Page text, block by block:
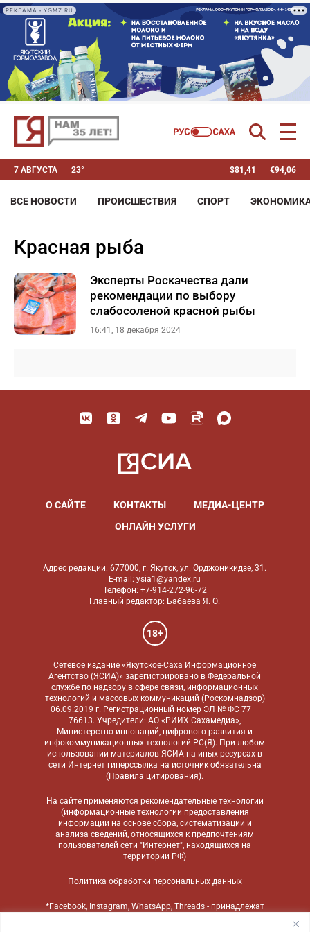
РЕКЛАМА • YGMZ.RU
7 АВГУСТА 23° $81,41 €94,06
ВСЕ НОВОСТИ ПРОИСШЕСТВИЯ СПОРТ
красная рыба
Эксперты Роскачества дали
рекомендации по выбору
слабосоленой красной рыбы
16:41, 18 декабря 2024
О САЙТЕ КОНТАКТЫ
МЕДИА-ЦЕНТР
ОНЛАЙН УСЛУГИ
Адрес редакции: 677000, г. Якутск, ул. Орджоникидзе, 31.
E-mail: ysia1@yandex.ru
Телефон: +7-914-272-96-72
Главный редактор: Бабаева Я. О.
18+
Сетевое издание «Якутское-Саха Информационное
Агентство (ЯСИА)» зарегистрировано в Федеральной
службе по надзору в сфере связи, информационных
технологий и массовых коммуникаций (Роскомнадзор)
06.09.2019 г. Регистрационный номер ЭЛ № ФС 77 —
76613. Учредители: АО «РИИХ Сахамедиа»,
Министерство инноваций, цифрового развития и
инфокоммуникационных технологий РС(Я). При любом
использовании материалов ЯСИА на иных ресурсах в
сети Интернет гиперссылка на источник обязательна
(Правила цитирования).
На сайте применяются рекомендательные технологии
(информационные технологии предоставления
информации на основе сбора, систематизации и
анализа сведений, относящихся к предпочтениям
пользователей сети "Интернет", находящихся на
территории РФ)
Политика обработки персональных данных
*Facebook, Instagram, WhatsApp, Threads - принадлежат